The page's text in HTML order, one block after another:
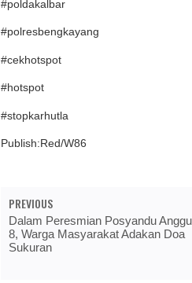
#poldakalbar
#polresbengkayang
#cekhotspot
#hotspot
#stopkarhutla
Publish:Red/W86
PREVIOUS
Dalam Peresmian Posyandu
8, Warga Masyarakat Adakan Doa
Sukuran